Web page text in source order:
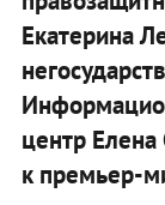
Екатерина
центр
к премьер-